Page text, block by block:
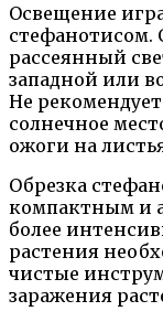
Освещение
стефанотисом.
рассеянный
западной или
Не
солнечное
ожоги на
Обрезка
компактным и
более
растения
чистые
заражения